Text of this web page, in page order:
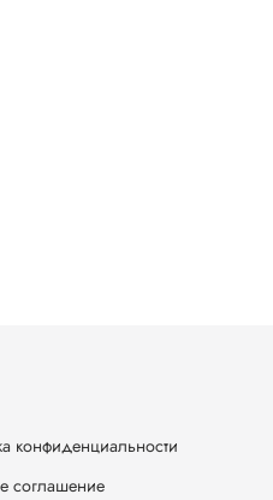
конфиденциальности
соглашение